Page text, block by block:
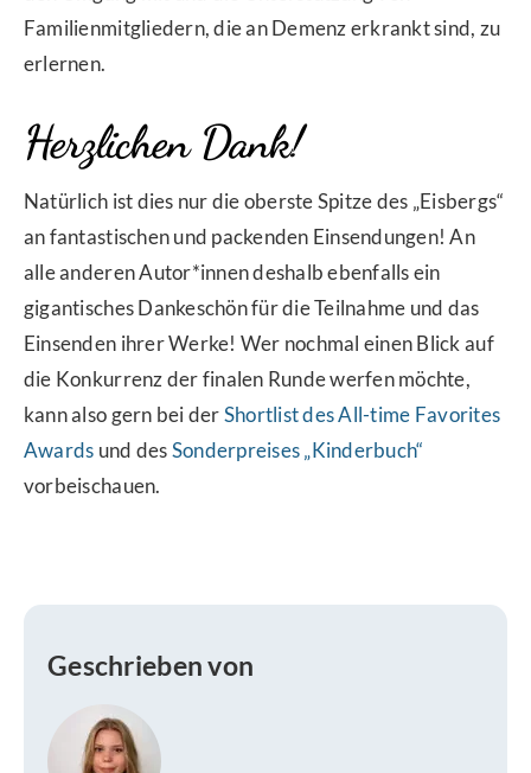
Familienmitgliedern, die an Demenz erkrankt sind, zu
erlernen.
Herzlichen Dank!
Natürlich ist dies nur die oberste Spitze des „Eisbergs“
an fantastischen und packenden Einsendungen! An
alle anderen Autor*innen deshalb ebenfalls ein
gigantisches Dankeschön für die Teilnahme und das
Einsenden ihrer Werke! Wer nochmal einen Blick auf
die Konkurrenz der finalen Runde werfen möchte,
kann also gern bei derShortlist des All-time Favorites
Awards und desSonderpreises „Kinderbuch“
vorbeischauen.
Geschrieben von